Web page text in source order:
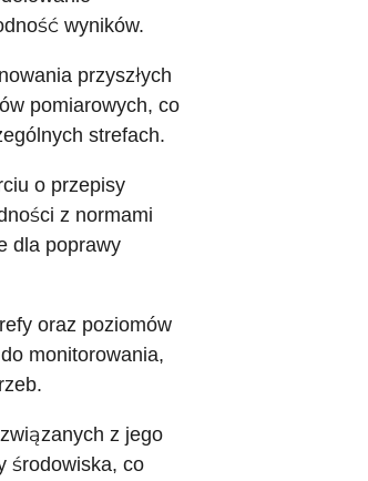
wyników.
przyszłych
pomiarowych, co
strefach.
o przepisy
z normami
dla poprawy
oraz poziomów
monitorowania,
z jego
środowiska, co